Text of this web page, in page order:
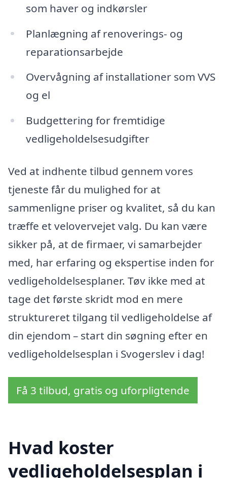
som haver og indkørsler
Planlægning af renoverings- og
reparationsarbejde
Overvågning af installationer som VVS
og el
Budgettering for fremtidige
vedligeholdelsesudgifter
Ved at indhente tilbud gennem vores
tjeneste får du mulighed for at
sammenligne priser og kvalitet, så du kan
træffe et velovervejet valg. Du kan være
sikker på, at de firmaer, vi samarbejder
med, har erfaring og ekspertise inden for
vedligeholdelsesplaner. Tøv ikke med at
tage det første skridt mod en mere
struktureret tilgang til vedligeholdelse af
din ejendom – start din søgning efter en
vedligeholdelsesplan i Svogerslev i dag!
Få 3 tilbud, gratis og uforpligtende
Hvad koster
vedligeholdelsesplan i